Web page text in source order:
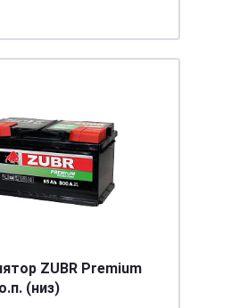
ZUBR Premium
(низ)